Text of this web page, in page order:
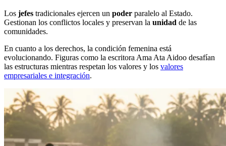
Los jefes tradicionales ejercen un poder paralelo al Estado.
Gestionan los conflictos locales y preservan la unidad de las
comunidades.
En cuanto a los derechos, la condición femenina está
evolucionando. Figuras como la escritora Ama Ata Aidoo desafían
las estructuras mientras respetan los valores y los valores
empresariales e integración.